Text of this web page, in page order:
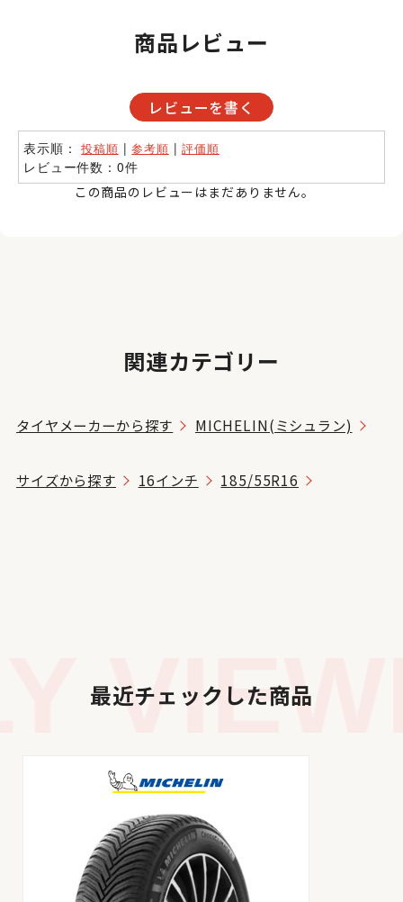
商品レビュー
レビューを書く
表示順：投稿順 |参考順 |評価順
レビュー件数：0件
この商品のレビューはまだありません。
関連カテゴリー
タイヤメーカーから探す MICHELIN(ミシュラン)
サイズから探す 16インチ 185/55R16
最近チェックした商品